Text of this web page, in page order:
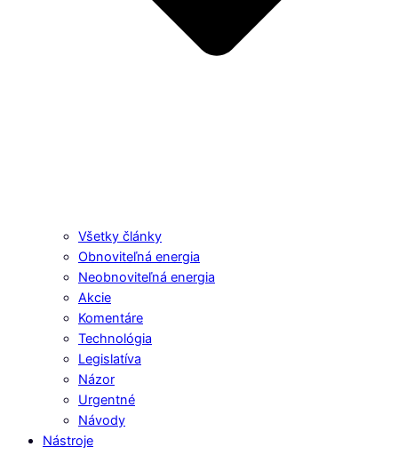
Všetky články
Obnoviteľná energia
Neobnoviteľná energia
Akcie
Komentáre
Technológia
Legislatíva
Názor
Urgentné
Návody
Nástroje